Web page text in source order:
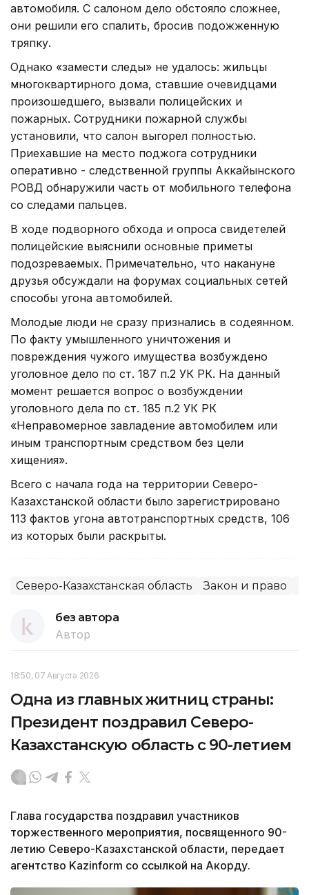
автомобиля. С салоном дело обстояло сложнее,
они решили его спалить, бросив подожженную
тряпку.
Однако «замести следы» не удалось: жильцы
многоквартирного дома, ставшие очевидцами
произошедшего, вызвали полицейских и
пожарных. Сотрудники пожарной службы
установили, что салон выгорел полностью.
Приехавшие на место поджога сотрудники
оперативно - следственной группы Аккайынского
РОВД обнаружили часть от мобильного телефона
со следами пальцев.
В ходе подворного обхода и опроса свидетелей
полицейские выяснили основные приметы
подозреваемых. Примечательно, что накануне
друзья обсуждали на форумах социальных сетей
способы угона автомобилей.
Молодые люди не сразу признались в содеянном.
По факту умышленного уничтожения и
повреждения чужого имущества возбуждено
уголовное дело по ст. 187 п.2 УК РК. На данный
момент решается вопрос о возбуждении
уголовного дела по ст. 185 п.2 УК РК
«Неправомерное завладение автомобилем или
иным транспортным средством без цели
хищения».
Всего с начала года на территории Северо-
Казахстанской области было зарегистрировано
113 фактов угона автотранспортных средств, 106
из которых были раскрыты.
Северо-Казахстанская область Закон и право
без автора
Автор
18:50, 07 Августа 2026
Одна из главных житниц страны:
Президент поздравил Северо-
Казахстанскую область с 90-летием
Глава государства поздравил участников
торжественного мероприятия, посвященного 90-
летию Северо-Казахстанской области, передает
агентство Kazinform со ссылкой на Акорду.